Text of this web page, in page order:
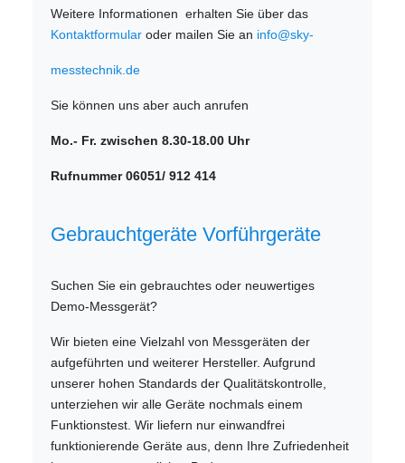
Weitere Informationen erhalten Sie über das
Kontaktformular oder mailen Sie an info@sky-
messtechnik.de
Sie können uns aber auch anrufen
Mo.- Fr. zwischen 8.30-18.00 Uhr
Rufnummer 06051/ 912 414
Gebrauchtgeräte Vorführgeräte
Suchen Sie ein gebrauchtes oder neuwertiges
Demo-Messgerät?
Wir bieten eine Vielzahl von Messgeräten der
aufgeführten und weiterer Hersteller. Aufgrund
unserer hohen Standards der Qualitätskontrolle,
unterziehen wir alle Geräte nochmals einem
Funktionstest. Wir liefern nur einwandfrei
funktionierende Geräte aus, denn Ihre Zufriedenheit